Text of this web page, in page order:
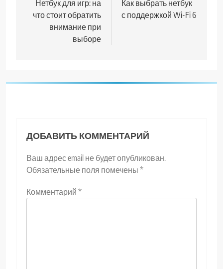
по
записям
Нетбук для игр: на
что стоит обратить
внимание при
выборе
Как выбрать нетбук
с поддержкой Wi-Fi 6
ДОБАВИТЬ КОММЕНТАРИЙ
Ваш адрес email не будет опубликован.
Обязательные поля помечены *
Комментарий *